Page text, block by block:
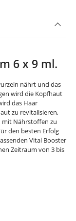
6 x 9 ml.
nährt und das
wird die Kopfhaut
das Haar
zu revitalisieren,
mit Nährstoffen zu
den besten Erfolg
Vital Booster
Zeitraum von 3 bis